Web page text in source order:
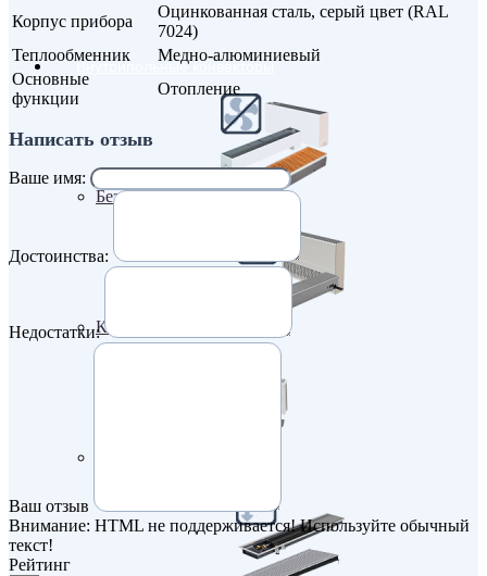
Внутрипольные конвекторы
Без вентилятора
Климаконвекторы
Корпус прибора
Оцинкованная сталь, серый цвет (RAL
7024)
Теплообменник
Медно-алюминиевый
Основные
функции
Отопление
Написать отзыв
Ваше имя:
Достоинства:
Недостатки:
Ваш отзыв
Внимание: HTML не поддерживается! Используйте обычный
текст!
Рейтинг